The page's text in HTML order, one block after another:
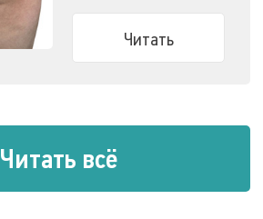
Читать
Читать всё